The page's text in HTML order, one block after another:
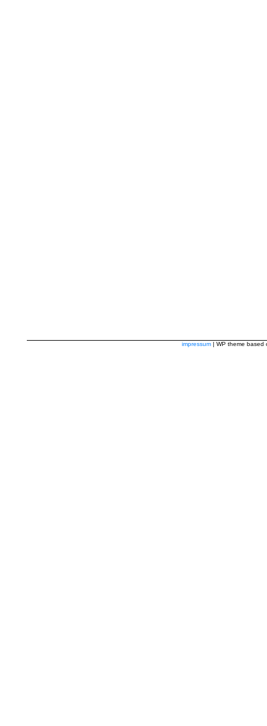
impressum | WP theme based